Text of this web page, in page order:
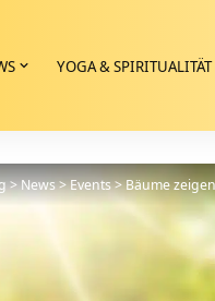
YOGA & SPIRITUALITÄT
>News>Events>Bäume